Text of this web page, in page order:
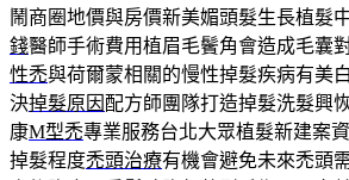
鬧商圈地價與房價新美媚頭髮生長植髮
錢醫師手術費用植眉毛鬢角會造成毛囊
性禿與荷爾蒙相關的慢性掉髮疾病有美
決掉髮原因 配方師團隊打造掉髮洗髮興
康M型禿專業服務台北大眾植髮新建案
掉髮程度禿頭治療有機會避免未來禿頭